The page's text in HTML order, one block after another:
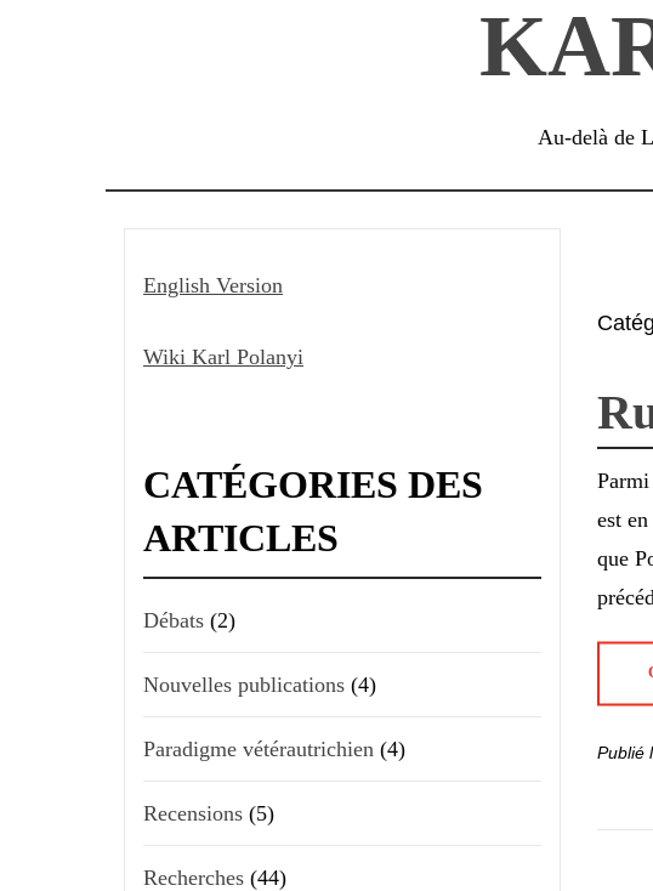
Au-delà de
est
que
English Version
Wiki Karl Polanyi
CATÉGORIES DES
ARTICLES
Débats (2)
Nouvelles publications (4)
Paradigme vétérautrichien (4)
Recensions (5)
Recherches (44)